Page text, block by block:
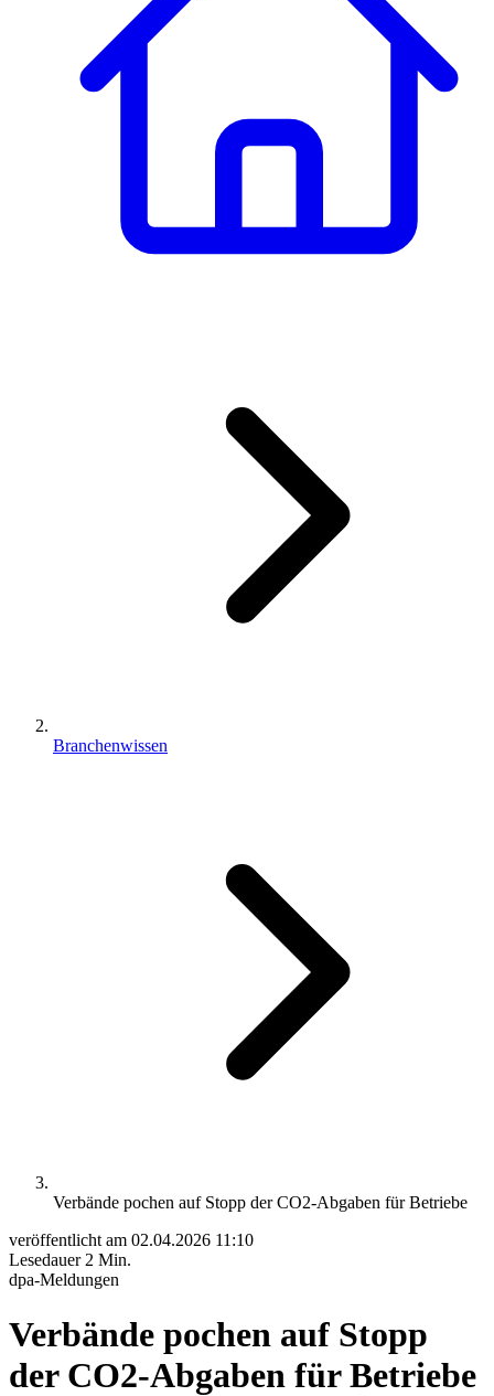
Branchenwissen
Verbände pochen auf Stopp der CO2-Abgaben für Betriebe
veröffentlicht am 02.04.2026 11:10
Lesedauer 2 Min.
dpa-Meldungen
Verbände pochen auf Stopp
der CO2-Abgaben für Betriebe